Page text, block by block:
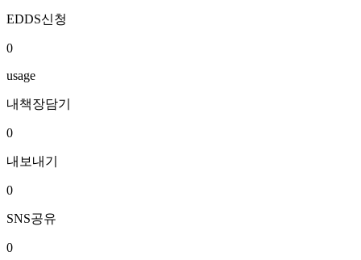
EDDS신청
0
usage
내책장담기
0
내보내기
0
SNS공유
0